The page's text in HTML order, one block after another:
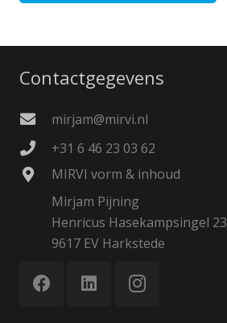
Contactgegevens
mirjam@mirvi.nl
+31 6 46 23 03 62
MIRVI vorm & inhoud
Mirjam Pijning
Henricus Hasekampsingel 23
9617 EV Harkstede